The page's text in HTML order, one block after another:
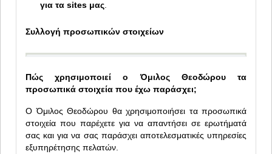
για τα sites μας.
Συλλογή προσωπικών στοιχείων
Πώς χρησιμοποιεί ο Όμιλος Θεοδώρου τα
προσωπικά στοιχεία που έχω παράσχει;
Ο Όμιλος Θεοδώρου θα χρησιμοποιήσει τα προσωπικά
στοιχεία που παρέχετε για να απαντήσει σε ερωτήματά
σας και για να σας παράσχει αποτελεσματικές υπηρεσίες
εξυπηρέτησης πελατών.